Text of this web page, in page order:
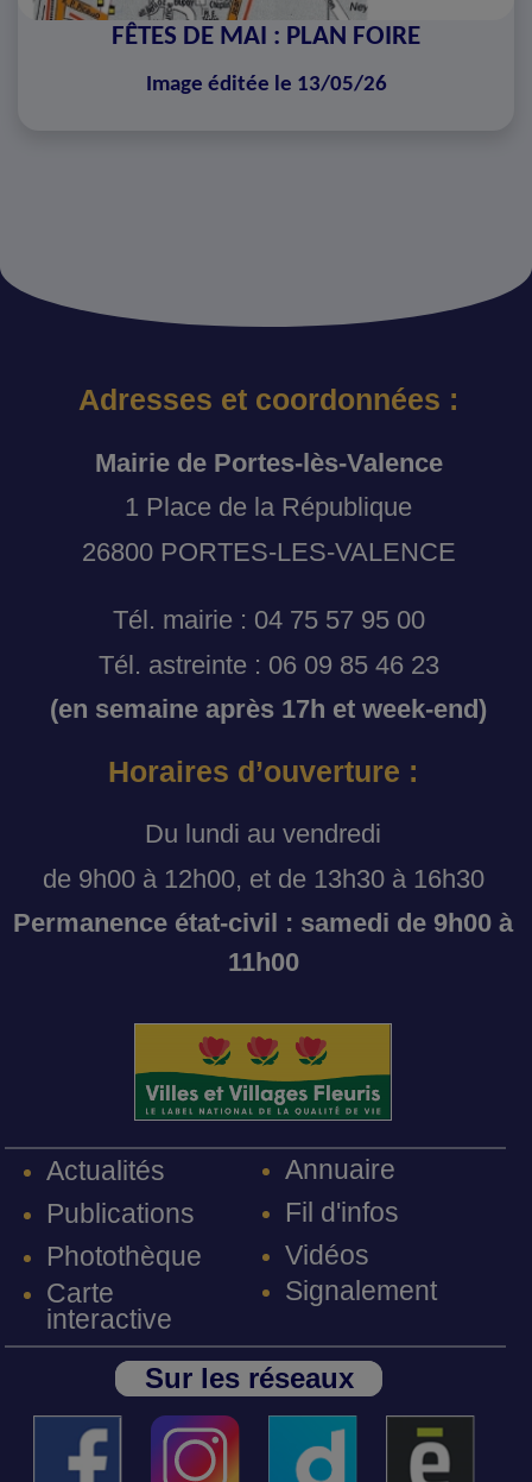
FÊTES DE MAI : PLAN FOIRE
Image éditée le 13/05/26
Adresses et coordonnées :
Mairie de Portes-lès-Valence
1 Place de la République
26800 PORTES-LES-VALENCE
Tél. mairie : 04 75 57 95 00
Tél. astreinte : 06 09 85 46 23
(en semaine après 17h et week-end)
Horaires d’ouverture :
Du lundi au vendredi
de 9h00 à 12h00, et de 13h30 à 16h30
Permanence état-civil : samedi de 9h00 à
11h00
Actualités
Publications
Photothèque
Carte
interactive
Annuaire
Fil d'infos
Vidéos
Signalement
Sur les réseaux